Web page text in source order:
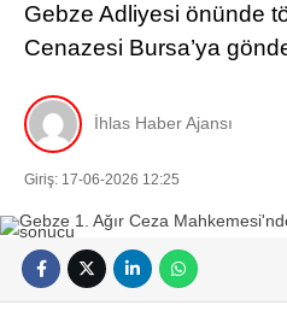
Gebze Adliyesi önünde
Cenazesi Bursa’ya
İhlas Haber Ajansı
Giriş: 17-06-2026 12:25